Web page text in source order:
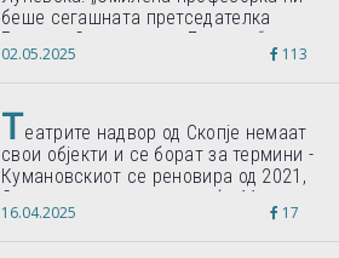
беше сегашната претседателка
Гордана Сиљановска-Давкова“
02.05.2025 113
Театрите надвор од Скопје немаат
свои објекти и се борат за термини -
Кумановскиот се реновира од 2021,
Струмичкиот се гради веќе 11 години
16.04.2025 17